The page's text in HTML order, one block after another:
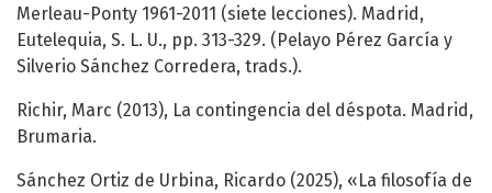
Merleau-Ponty 1961-2011 (siete lecciones). Madrid,
Eutelequia, S. L. U., pp. 313-329. (Pelayo Pérez García y
Silverio Sánchez Corredera, trads.).
Richir, Marc (2013), La contingencia del déspota. Madrid,
Brumaria.
Sánchez Ortiz de Urbina, Ricardo (2025), «La filosofía de